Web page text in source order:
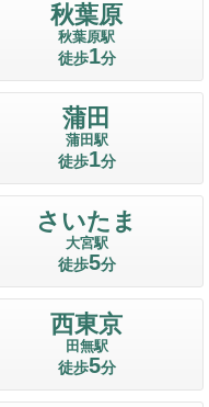
秋葉原
秋葉原駅
徒歩1分
蒲田
蒲田駅
徒歩1分
さいたま
大宮駅
徒歩5分
西東京
田無駅
徒歩5分